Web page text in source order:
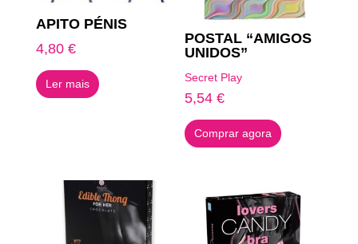
APITO PÉNIS
4,80 €
Ler mais
POSTAL “AMIGOS
UNIDOS”
Secret Play
5,54€
Comprar agora